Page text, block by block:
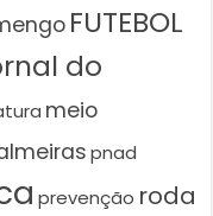
FUTEBOL
do
meio
pnad
prevenção roda